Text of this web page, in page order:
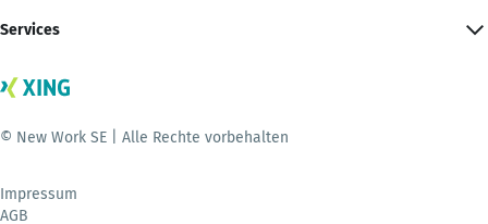
Services
© New Work SE | Alle Rechte vorbehalten
Impressum
AGB